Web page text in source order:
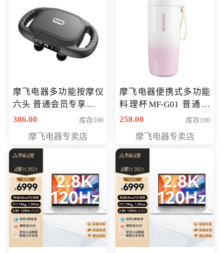
摩飞电器多功能按摩仪
六头 普通会员专享价格
199元
386.00 库存100
摩飞电器专卖店
摩飞电器便携式多功能
料理杯MF-G01 普通会
员专享价格118元
258.00 库存100
摩飞电器专卖店